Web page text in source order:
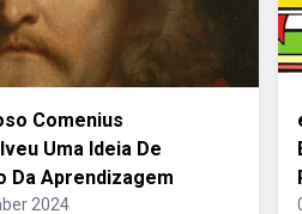
Comenius
Uma Ideia De
Da Aprendizagem
2024